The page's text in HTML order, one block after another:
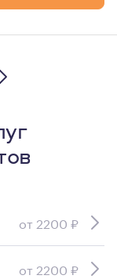
себя, принять
к
от 2200 ₽
от 2200 ₽